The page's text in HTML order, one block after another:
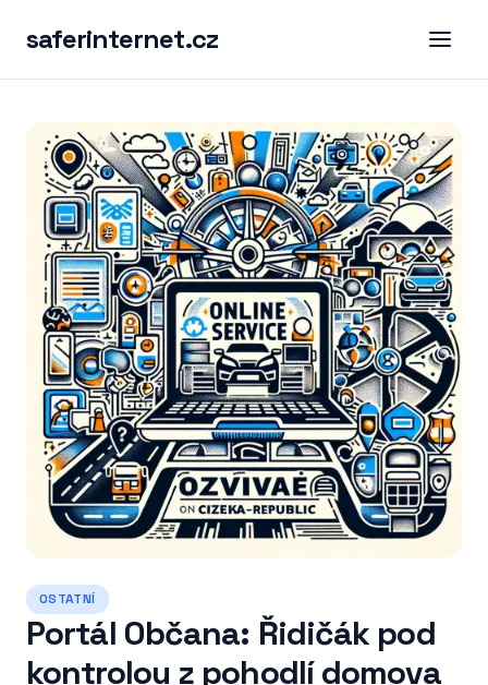
saferinternet.cz
OSTATNÍ
Portál Občana: Řidičák pod
kontrolou z pohodlí domova